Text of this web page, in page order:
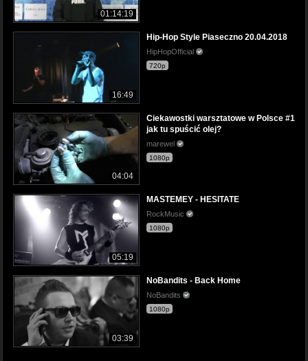
01:14:19
16:49
Hip-Hop Style Piaseczno 20.04.2018
HipHopOfficial
720p
04:04
Ciekawostki warsztatowe w Polsce #1
jak tu spuścić olej?
marewel
1080p
05:19
MASTEMEY - HESITATE
RockMusic
1080p
03:39
NoBandits - Back Home
NoBandits
1080p